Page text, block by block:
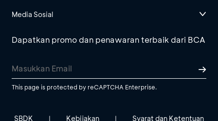
Media Sosial
Dapatkan promo dan penawaran terbaik dari BCA
This page is protected by reCAPTCHA Enterprise.
SBDK | Kebijakan | Syarat dan Ketentuan